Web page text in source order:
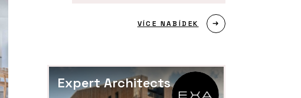
VÍCE NABÍDEK
Expert Architects